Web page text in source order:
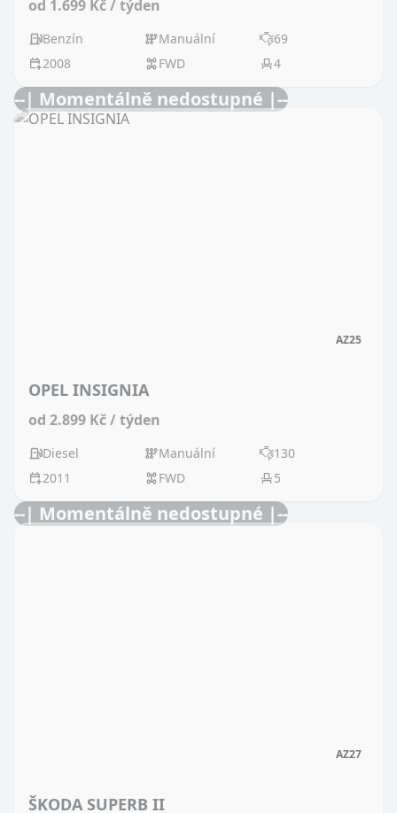
od 1.699 Kč / týden
Benzín Manuální
69
2008
FWD 4
--| Momentálně nedostupné |--
AZ25
OPEL INSIGNIA
od 2.899 Kč / týden
Diesel Manuální
130
2011
FWD 5
--| Momentálně nedostupné |--
AZ27
ŠKODA SUPERB II